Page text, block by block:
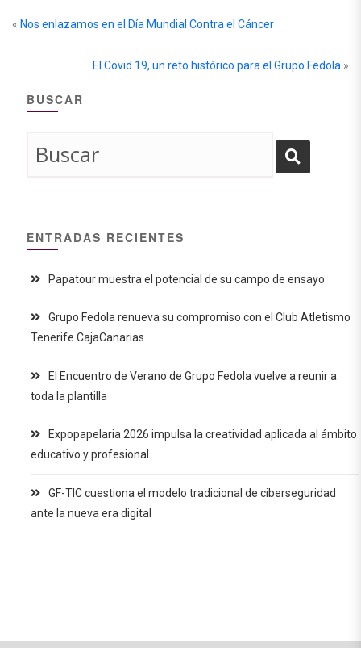
« Nos enlazamos en el Día Mundial Contra el Cáncer
El Covid 19, un reto histórico para el Grupo Fedola »
BUSCAR
ENTRADAS RECIENTES
Papatour muestra el potencial de su campo de ensayo
Grupo Fedola renueva su compromiso con el Club Atletismo
Tenerife CajaCanarias
El Encuentro de Verano de Grupo Fedola vuelve a reunir a
toda la plantilla
Expopapelaria 2026 impulsa la creatividad aplicada al ámbito
educativo y profesional
GF-TIC cuestiona el modelo tradicional de ciberseguridad
ante la nueva era digital